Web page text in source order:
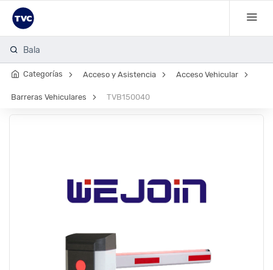
Bala 1080
Categorías Acceso y Asistencia Acceso Vehicular
Barreras Vehiculares TVB150040